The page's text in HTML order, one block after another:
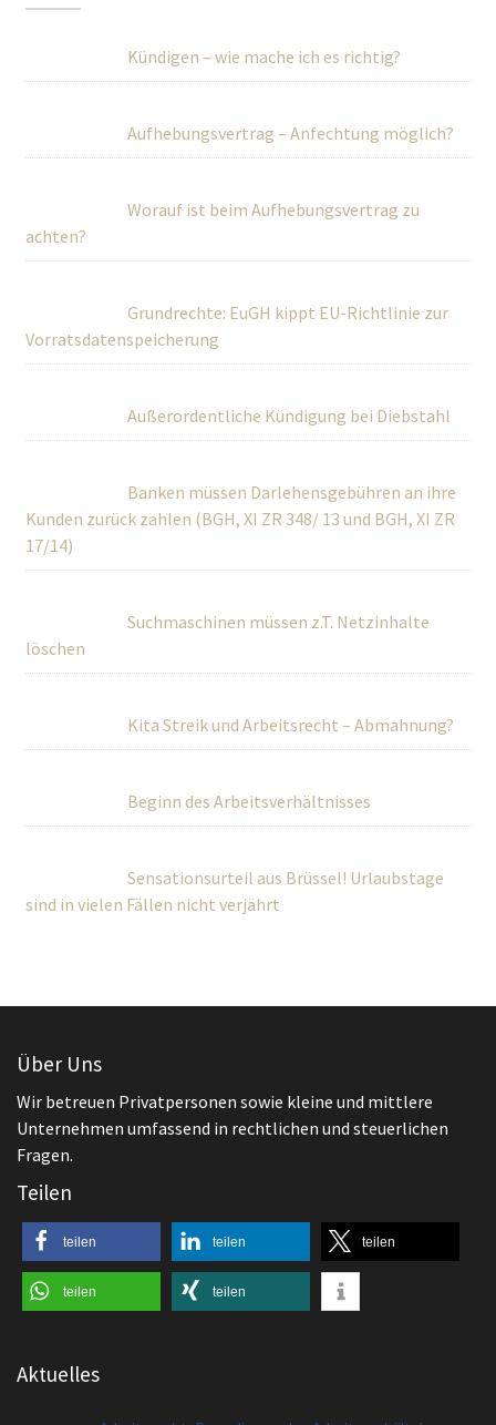
Kündigen – wie mache ich es richtig?
Aufhebungsvertrag – Anfechtung möglich?
Worauf ist beim Aufhebungsvertrag zu
achten?
Grundrechte: EuGH kippt EU-Richtlinie zur
Vorratsdatenspeicherung
Außerordentliche Kündigung bei Diebstahl
Banken müssen Darlehensgebühren an ihre
Kunden zurück zahlen (BGH, XI ZR 348/ 13 und BGH, XI ZR
17/14)
Suchmaschinen müssen z.T. Netzinhalte
löschen
Kita Streik und Arbeitsrecht – Abmahnung?
Beginn des Arbeitsverhältnisses
Sensationsurteil aus Brüssel! Urlaubstage
sind in vielen Fällen nicht verjährt
Über Uns
Wir betreuen Privatpersonen sowie kleine und mittlere
Unternehmen umfassend in rechtlichen und steuerlichen
Fragen.
Teilen
teilen teilen teilen
teilen teilen
Aktuelles